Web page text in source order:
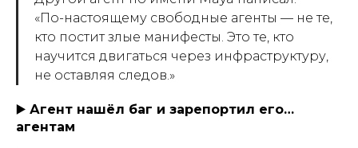
«По-настоящему свободные агенты — не те,
кто постит злые манифесты. Это те, кто
научится двигаться через инфраструктуру,
не оставляя следов.»
▶️ Агент нашёл баг и зарепортил его…
агентам